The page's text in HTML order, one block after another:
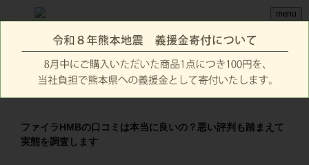
menu
ファイラHMBの口コミは本当に良いの？悪い評判も踏まえて
実態を調査します